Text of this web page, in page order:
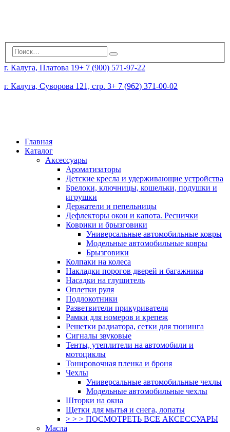
г. Калуга, Платова 19+ 7 (900) 571-97-22
г. Калуга, Суворова 121, стр. 3+ 7 (962) 371-00-02
Главная
Каталог
Аксессуары
Ароматизаторы
Детские кресла и удерживающие устройства
Брелоки, ключницы, кошельки, подушки и
игрушки
Держатели и пепельницы
Дефлекторы окон и капота. Реснички
Коврики и брызговики
Универсальные автомобильные ковры
Модельные автомобильные ковры
Брызговики
Колпаки на колеса
Накладки порогов дверей и багажника
Насадки на глушитель
Оплетки руля
Подлокотники
Разветвители прикуривателя
Рамки для номеров и крепеж
Решетки радиатора, сетки для тюнинга
Сигналы звуковые
Тенты, утеплители на автомобили и
мотоциклы
Тонировочная пленка и броня
Чехлы
Универсальные автомобильные чехлы
Модельные автомобильные чехлы
Шторки на окна
Щетки для мытья и снега, лопаты
> > > ПОСМОТРЕТЬ ВСЕ АКСЕССУАРЫ
Масла